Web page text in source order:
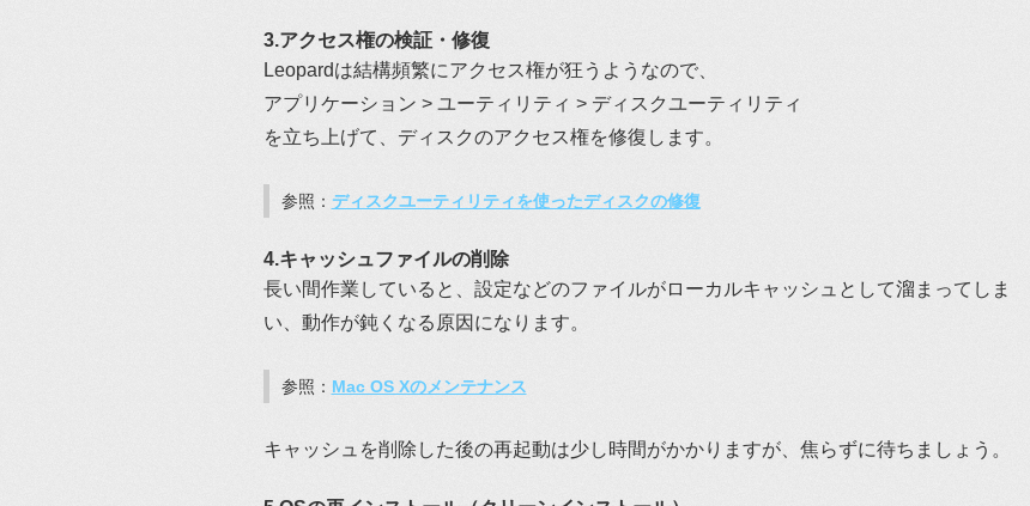
3.アクセス権の検証・修復
Leopardは結構頻繁にアクセス権が狂うようなので、
アプリケーション > ユーティリティ > ディスクユーティリティ
を立ち上げて、ディスクのアクセス権を修復します。
参照： ディスクユーティリティを使ったディスクの修復
4.キャッシュファイルの削除
長い間作業していると、設定などのファイルがローカルキャッシュとして溜まってしま
い、動作が鈍くなる原因になります。
参照： Mac OS Xのメンテナンス
キャッシュを削除した後の再起動は少し時間がかかりますが、焦らずに待ちましょう。